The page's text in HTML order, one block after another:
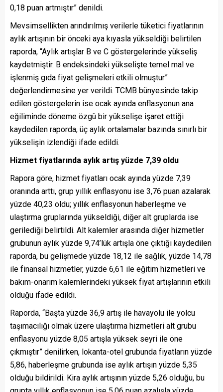
0,18 puan artmıştır” denildi.
Mevsimsellikten arındırılmış verilerle tüketici fiyatlarının
aylık artışının bir önceki aya kıyasla yükseldiği belirtilen
raporda, “Aylık artışlar B ve C göstergelerinde yükseliş
kaydetmiştir. B endeksindeki yükselişte temel mal ve
işlenmiş gıda fiyat gelişmeleri etkili olmuştur”
değerlendirmesine yer verildi. TCMB bünyesinde takip
edilen göstergelerin ise ocak ayında enflasyonun ana
eğiliminde döneme özgü bir yükselişe işaret ettiği
kaydedilen raporda, üç aylık ortalamalar bazında sınırlı bir
yükselişin izlendiği ifade edildi.
Hizmet fiyatlarında aylık artış yüzde 7,39 oldu
Rapora göre, hizmet fiyatları ocak ayında yüzde 7,39
oranında arttı, grup yıllık enflasyonu ise 3,76 puan azalarak
yüzde 40,23 oldu; yıllık enflasyonun haberleşme ve
ulaştırma gruplarında yükseldiği, diğer alt gruplarda ise
gerilediği belirtildi. Alt kalemler arasında diğer hizmetler
grubunun aylık yüzde 9,74’lük artışla öne çıktığı kaydedilen
raporda, bu gelişmede yüzde 18,12 ile sağlık, yüzde 14,78
ile finansal hizmetler, yüzde 6,61 ile eğitim hizmetleri ve
bakım-onarım kalemlerindeki yüksek fiyat artışlarının etkili
olduğu ifade edildi.
Raporda, “Başta yüzde 36,9 artış ile havayolu ile yolcu
taşımacılığı olmak üzere ulaştırma hizmetleri alt grubu
enflasyonu yüzde 8,05 artışla yüksek seyri ile öne
çıkmıştır” denilirken, lokanta-otel grubunda fiyatların yüzde
5,86, haberleşme grubunda ise aylık artışın yüzde 5,35
olduğu bildirildi. Kira aylık artışının yüzde 5,26 olduğu, bu